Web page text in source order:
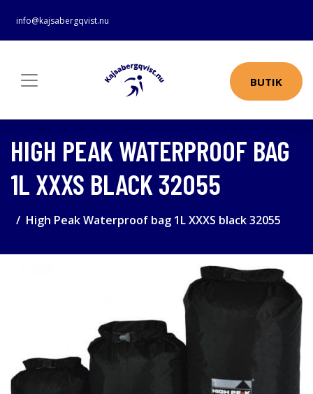
info@kajsabergqvist.nu
BUTIK
HIGH PEAK WATERPROOF BAG
1L XXXS BLACK 32055
High Peak Waterproof bag 1L XXXS black 32055